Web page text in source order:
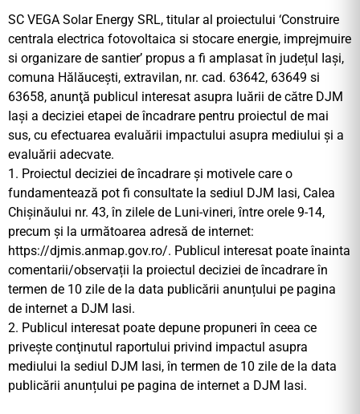
SC VEGA Solar Energy SRL, titular al proiectului ‘Construire
centrala electrica fotovoltaica si stocare energie, imprejmuire
si organizare de santier’ propus a fi amplasat în județul Iași,
comuna Hălăucești, extravilan, nr. cad. 63642, 63649 si
63658, anunţă publicul interesat asupra luării de către DJM
Iaşi a deciziei etapei de încadrare pentru proiectul de mai
sus, cu efectuarea evaluării impactului asupra mediului și a
evaluării adecvate.
1. Proiectul deciziei de încadrare şi motivele care o
fundamentează pot fi consultate la sediul DJM Iasi, Calea
Chișinăului nr. 43, în zilele de Luni-vineri, între orele 9-14,
precum şi la următoarea adresă de internet:
https://djmis.anmap.gov.ro/. Publicul interesat poate înainta
comentarii/observații la proiectul deciziei de încadrare în
termen de 10 zile de la data publicării anunțului pe pagina
de internet a DJM Iasi.
2. Publicul interesat poate depune propuneri în ceea ce
priveşte conţinutul raportului privind impactul asupra
mediului la sediul DJM Iasi, în termen de 10 zile de la data
publicării anunțului pe pagina de internet a DJM Iasi.